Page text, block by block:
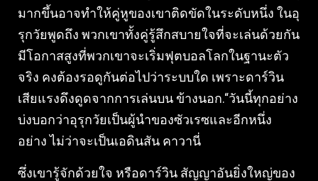
มากขึ้นอาจทำให้คู่หูของเขาติดขัดในระดับหนึ่ง ในอุ
รุกวัยพูดถึง พวกเขาทั้งคู่รู้สึกสบายใจที่จะเล่นด้วยกัน
มีโอกาสสูงที่พวกเขาจะเริ่มฟุตบอลโลกในฐานะตัว
จริง คงต้องรอดูกันต่อไปว่าระบบใด เพราะดาร์วิน
เสียแรงดึงดูดจากการเล่นบน ข้างนอก.“วันนี้ทุกอย่าง
บ่งบอกว่าอุรุกวัยเป็นผู้นำของซัวเรซและอีกหนึ่ง
อย่าง ไม่ว่าจะเป็นเอดินสัน คาวานี่
ซึ่งเขารู้จักด้วยใจ หรือดาร์วิน สัญญาอันยิ่งใหญ่ของ